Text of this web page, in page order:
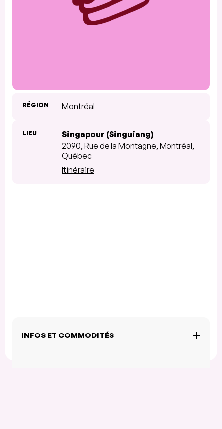
RÉGION Montréal
LIEU
Singapour (Singuiang)
2090, Rue de la Montagne, Montréal,
Québec
Itinéraire
INFOS ET COMMODITÉS